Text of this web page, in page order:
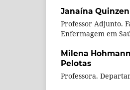
Janaína
Professor Adjunto.
Enfermagem em
Milena
Pelotas
Professora.